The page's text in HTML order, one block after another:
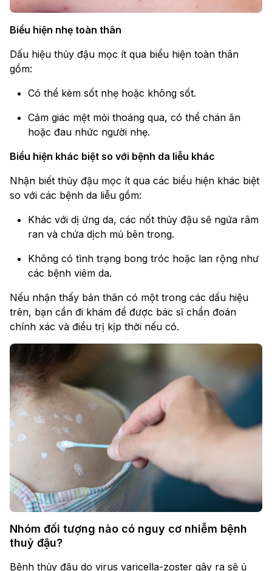
Biểu hiện nhẹ toàn thân
Dấu hiệu thủy đậu mọc ít qua biểu hiện toàn thân
gồm:
Có thể kèm sốt nhẹ hoặc không sốt.
Cảm giác mệt mỏi thoáng qua, có thể chán ăn
hoặc đau nhức người nhẹ.
Biểu hiện khác biệt so với bệnh da liễu khác
Nhận biết thủy đậu mọc ít qua các biểu hiện khác biệt
so với các bệnh da liễu gồm:
Khác với dị ứng da, các nốt thủy đậu sẽ ngứa râm
ran và chứa dịch mủ bên trong.
Không có tình trạng bong tróc hoặc lan rộng như
các bệnh viêm da.
Nếu nhận thấy bản thân có một trong các dấu hiệu
trên, bạn cần đi khám để được bác sĩ chẩn đoán
chính xác và điều trị kịp thời nếu có.
Nhóm đối tượng nào có nguy cơ nhiễm bệnh
thuỷ đậu?
Bệnh thủy đậu do virus varicella-zoster gây ra sẽ ủ